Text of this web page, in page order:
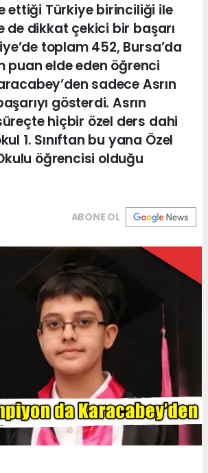
ettiği Türkiye birinciliği ile
de dikkat çekici bir başarı
toplam 452, Bursa’da
puan elde eden öğrenci
sadece Asrın
gösterdi. Asrın
hiçbir özel ders dahi
1. Sınıftan bu yana Özel
öğrencisi olduğu
ABONE OL